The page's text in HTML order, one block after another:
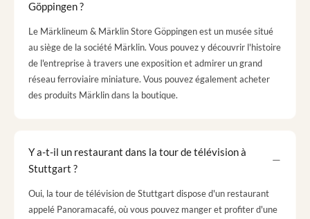
Göppingen ?
Le Märklineum & Märklin Store Göppingen est un musée situé
au siège de la société Märklin. Vous pouvez y découvrir l'histoire
de l'entreprise à travers une exposition et admirer un grand
réseau ferroviaire miniature. Vous pouvez également acheter
des produits Märklin dans la boutique.
Y a-t-il un restaurant dans la tour de télévision à
Stuttgart ?
Oui, la tour de télévision de Stuttgart dispose d'un restaurant
appelé Panoramacafé, où vous pouvez manger et profiter d'une